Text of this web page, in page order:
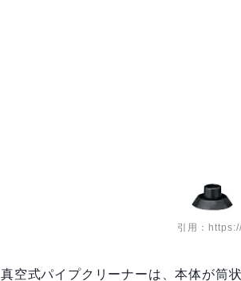
引用：
真空式パイプクリーナーは、本体が筒